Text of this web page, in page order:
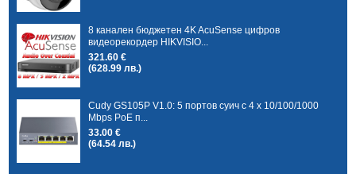
8 канален бюджетен 4K AcuSense цифров
видеорекордер HIKVISIO...
321.60 €
(628.99 лв.)
Cudy GS105P V1.0: 5 портов суич с 4 x 10/100/1000
Mbps PoE п...
33.00 €
(64.54 лв.)